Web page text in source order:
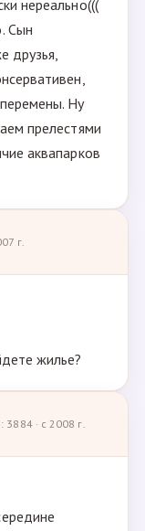
нереально(((
Сын
друзья,
Ну
прелестями
аквапарков
г.
жилье?
· с 2008 г.